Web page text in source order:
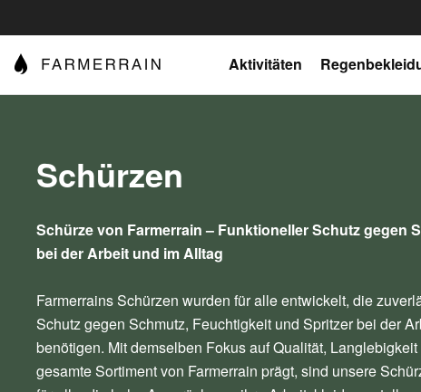
Aktivitäten
Schürzen
Schürze von Farmerrain – Funktioneller Schutz gegen
bei der Arbeit und im Alltag
Farmerrains Schürzen wurden für alle entwickelt, die
Schutz gegen Schmutz, Feuchtigkeit und Spritzer bei der
benötigen. Mit demselben Fokus auf Qualität,
gesamte Sortiment von Farmerrain prägt, sind unsere